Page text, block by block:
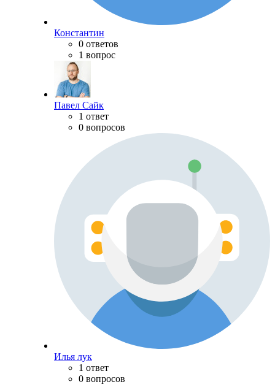
Константин
0 ответов
1 вопрос
Павел Сайк
1 ответ
0 вопросов
Илья лук
1 ответ
0 вопросов